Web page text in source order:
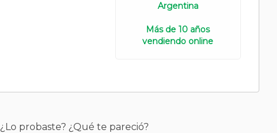
Argentina
Más de 10 años
vendiendo online
¿Lo probaste? ¿Qué te pareció?